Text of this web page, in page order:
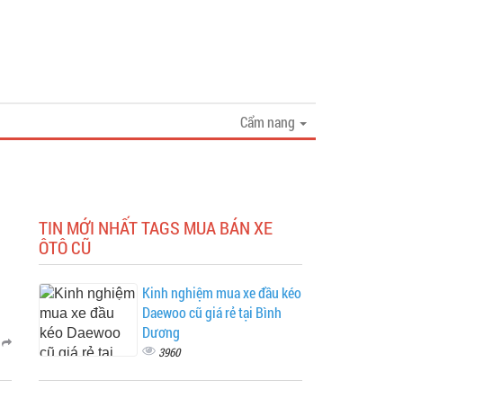
Cẩm nang
TIN MỚI NHẤT TAGS MUA BÁN XE
ÔTÔ CŨ
Kinh nghiệm mua xe đầu kéo
Daewoo cũ giá rẻ tại Bình
Dương
3960